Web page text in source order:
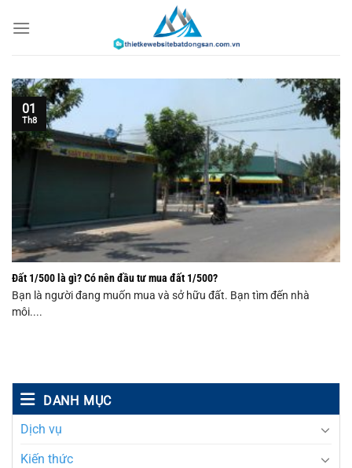
đến
DANH MỤC
Dịch vụ
Kiến thức
Đất 1/500 là gì? Có nên đầu tư mua đất 1/500?
Bạn là người đang muốn mua và sở hữu đất. Bạn tìm đến nhà
môi....
01
Th8